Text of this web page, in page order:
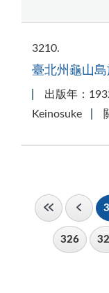
3210
臺北州龜山
出版年：
Keinosuke
326